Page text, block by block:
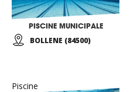
PISCINE MUNICIPALE
BOLLENE (84500)
Piscine